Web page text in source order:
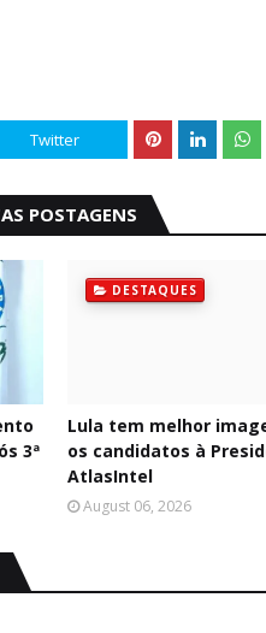
Twitter
POSTAGENS
3ª
DESTAQUES
Lula tem melhor
os candidatos à
AtlasIntel
August 06, 2026